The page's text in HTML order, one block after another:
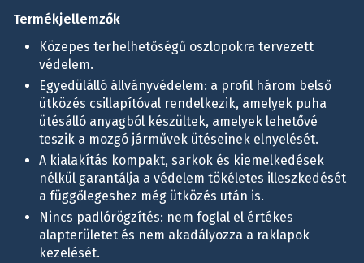
Termékjellemzők
Közepes terhelhetőségű oszlopokra tervezett
védelem.
Egyedülálló állványvédelem: a profil három belső
ütközés csillapítóval rendelkezik, amelyek puha
ütésálló anyagból készültek, amelyek lehetővé
teszik a mozgó járművek ütéseinek elnyelését.
A kialakítás kompakt, sarkok és kiemelkedések
nélkül garantálja a védelem tökéletes illeszkedését
a függőlegeshez még ütközés után is.
Nincs padlórögzítés: nem foglal el értékes
alapterületet és nem akadályozza a raklapok
kezelését.